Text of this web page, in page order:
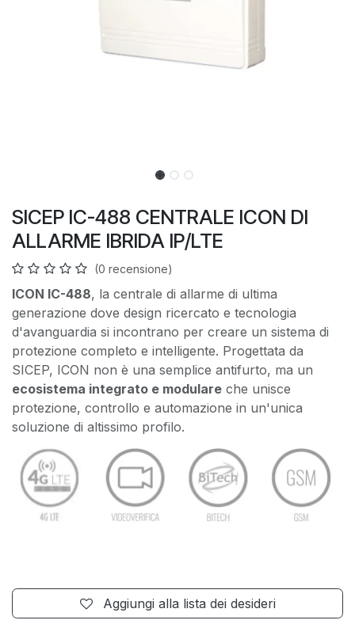
SICEP IC-488 CENTRALE ICON DI
ALLARME IBRIDA IP/LTE
(0 recensione)
ICON IC-488, la centrale di allarme di ultima
generazione dove design ricercato e tecnologia
d'avanguardia si incontrano per creare un sistema di
protezione completo e intelligente. Progettata da
SICEP, ICON non è una semplice antifurto, ma un
ecosistema integrato e modulare che unisce
protezione, controllo e automazione in un'unica
soluzione di altissimo profilo.
Aggiungi alla lista dei desideri